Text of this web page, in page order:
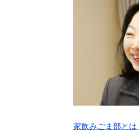
家飲みごま部とは